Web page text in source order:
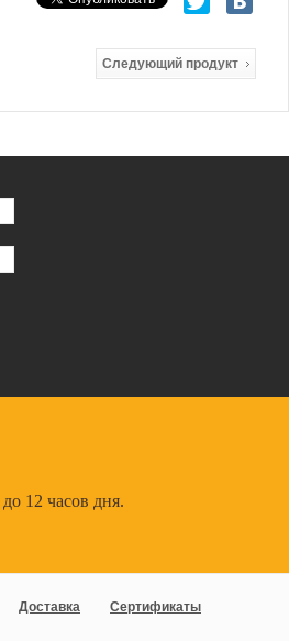
12 часов дня.
Следующий продукт
Доставка
Сертификаты